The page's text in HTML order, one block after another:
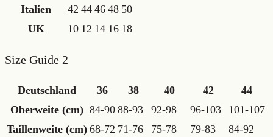
Italien
42 44 46 48 50
UK
10 12 14 16 18
Size Guide 2
Deutschland 36 38 40 42
44
Oberweite (cm) 84-90 88-93 92-98 96-103
101-107
Taillenweite (cm) 68-72 71-76 75-78 79-83 84-92